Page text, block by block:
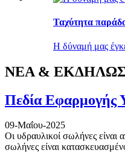
Ταχύτητα
Η δύναμή μας
ΝΕΑ &
Πεδία Εφαρμογής
09-Μαΐου-2025
Οι υδραυλικοί σωλήνες είναι
σωλήνες είναι